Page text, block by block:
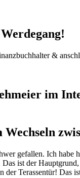
&
gefallen. Ich
ist der
der Terassentür! Das